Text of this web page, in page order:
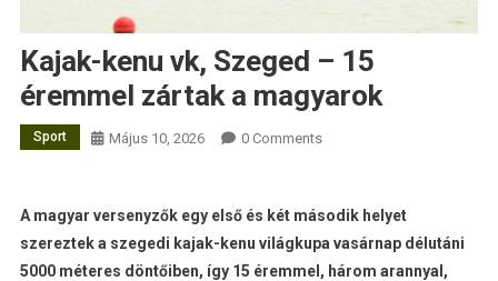
Kajak-kenu vk, Szeged – 15
éremmel zártak a magyarok
Sport Május 10, 2026 0 Comments
A magyar versenyzők egy első és két második helyet
szereztek a szegedi kajak-kenu világkupa vasárnap délutáni
5000 méteres döntőiben, így 15 éremmel, három arannyal,